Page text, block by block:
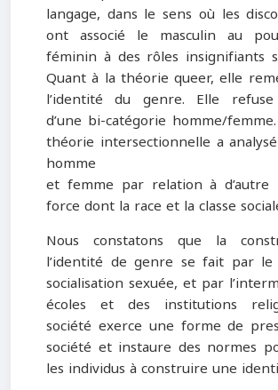
langage, dans le sens où les
ont associé le masculin au
féminin à des rôles insignifiants
Quant à la théorie queer, elle
l’identité du genre. Elle refuse
d’une bi-catégorie homme/
théorie intersectionnelle a
homme
et femme par relation à
force dont la race et la classe
Nous constatons que la
l’identité de genre se fait par
socialisation sexuée, et par
écoles et des institutions
société exerce une forme de
société et instaure des normes
les individus à construire une